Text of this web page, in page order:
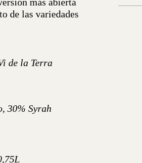
de las variedades
de la Terra
30% Syrah